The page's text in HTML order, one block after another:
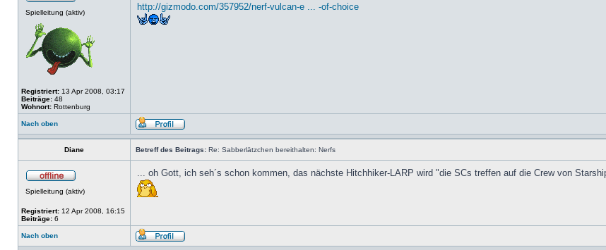
Spielleitung (aktiv)
Registriert: 13 Apr 2008, 03:17
Beiträge: 48
Wohnort: Rottenburg
http://gizmodo.com/357952/nerf-vulcan-e ... -of-choice
Nach oben
Diane Betreff des Beitrags: Re: Sabberlätzchen bereithalten: Nerfs
Spielleitung (aktiv)
Registriert: 12 Apr 2008, 16:15
Beiträge: 6
... oh Gott, ich seh´s schon kommen, das nächste Hitchhiker-LARP wird "die SCs treffen auf die Crew von
Nach oben